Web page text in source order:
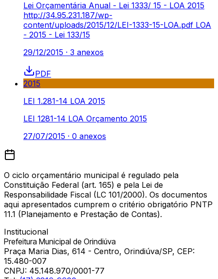
Lei Orçamentária Anual - Lei 1333/ 15 - LOA 2015
http://34.95.231.187/wp-
content/uploads/2015/12/LEI-1333-15-LOA.pdf LOA
- 2015 - Lei 133/15
29/12/2015 · 3 anexos
PDF
2015
LEI 1.281-14 LOA 2015
LEI 1281-14 LOA Orçamento 2015
27/07/2015 · 0 anexos
O ciclo orçamentário municipal é regulado pela
Constituição Federal (art. 165) e pela Lei de
Responsabilidade Fiscal (LC 101/2000). Os documentos
aqui apresentados cumprem o critério obrigatório PNTP
11.1 (Planejamento e Prestação de Contas).
Institucional
Prefeitura Municipal de Orindiúva
Praça Maria Dias, 614 - Centro, Orindiúva/SP, CEP:
15.480-007
CNPJ: 45.148.970/0001-77